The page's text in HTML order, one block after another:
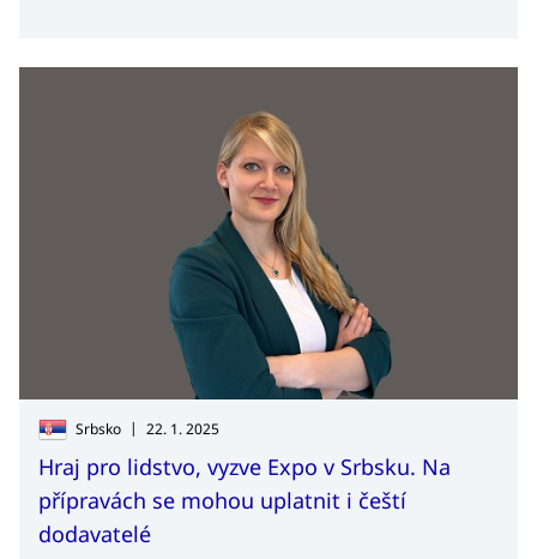
Srbsko | 22. 1. 2025
Hraj pro lidstvo, vyzve Expo v Srbsku. Na
přípravách se mohou uplatnit i čeští
dodavatelé